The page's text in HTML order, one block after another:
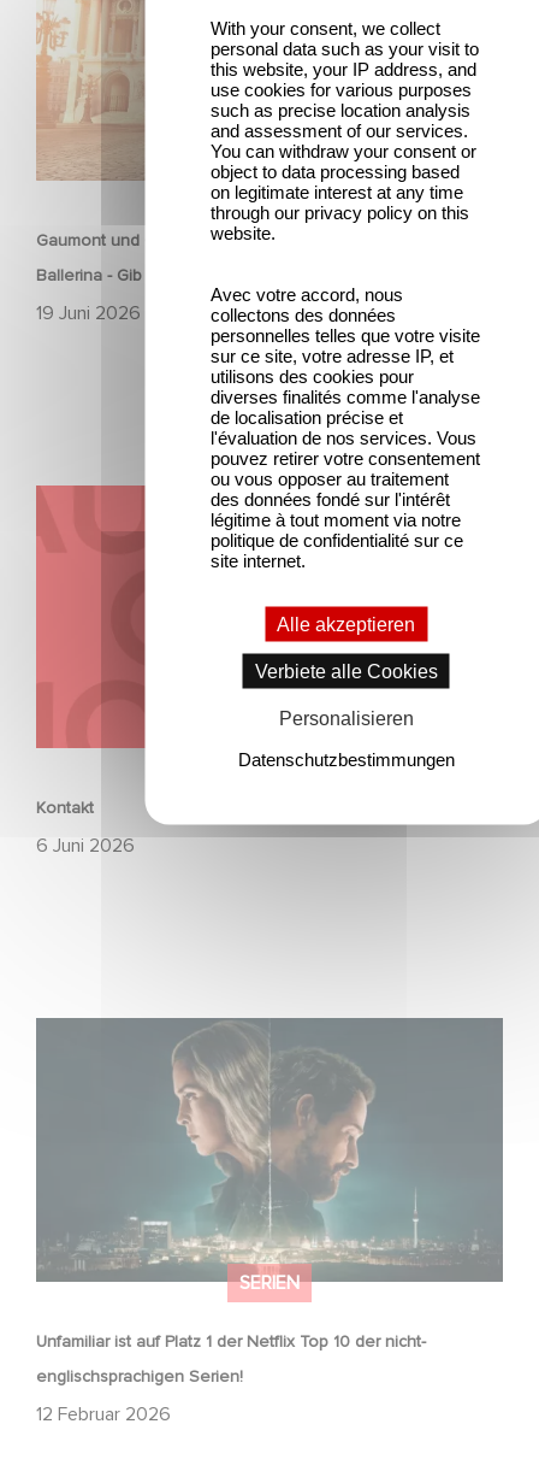
ANIMATION
Gaumont und Good Hero kündigen die Fortsetzung von
Ballerina - Gib deinen Traum niemals auf an
19 Juni 2026
UNTERNEHMERISCH
Kontakt
6 Juni 2026
SERIEN
Unfamiliar ist auf Platz 1 der Netflix Top 10 der nicht-
englischsprachigen Serien!
12 Februar 2026
Unfamiliar ist auf Platz 1 der Netflix Top 10 der nicht-
englischsprachigen Serien!
With your consent, we collect
personal data such as your visit to
this website, your IP address, and
use cookies for various purposes
such as precise location analysis
and assessment of our services.
You can withdraw your consent or
object to data processing based
on legitimate interest at any time
through our privacy policy on this
website.
Avec votre accord, nous
collectons des données
personnelles telles que votre visite
sur ce site, votre adresse IP, et
utilisons des cookies pour
diverses finalités comme l'analyse
de localisation précise et
l'évaluation de nos services. Vous
pouvez retirer votre consentement
ou vous opposer au traitement
des données fondé sur l'intérêt
légitime à tout moment via notre
politique de confidentialité sur ce
site internet.
Alle akzeptieren
Verbiete alle Cookies
Personalisieren
Datenschutzbestimmungen